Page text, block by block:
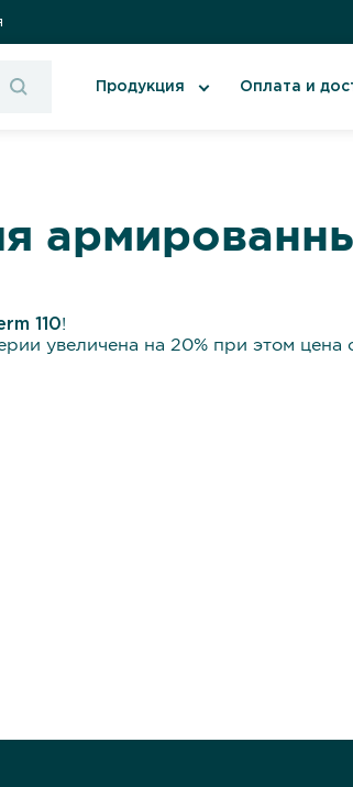
Продукция Оплата и
110!
увеличена на 20% при этом цена